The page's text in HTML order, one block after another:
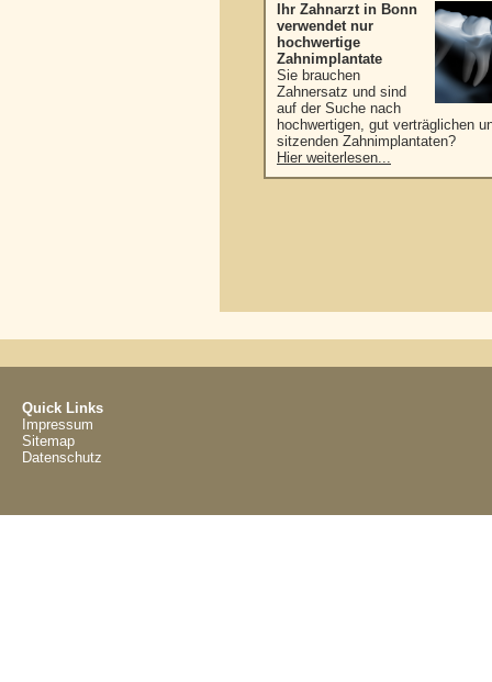
Ihr Zahnarzt in Bonn
verwendet nur
hochwertige
Zahnimplantate
Sie brauchen
Zahnersatz und sind
auf der Suche nach
hochwertigen, gut verträglichen
sitzenden Zahnimplantaten?
Hier weiterlesen...
Quick Links
Impressum
Sitemap
Datenschutz